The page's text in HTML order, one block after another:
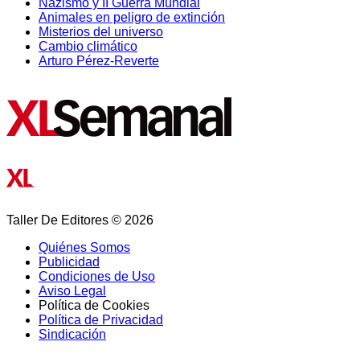
Nazismo y II Guerra Mundial
Animales en peligro de extinción
Misterios del universo
Cambio climático
Arturo Pérez-Reverte
Taller De Editores © 2026
Quiénes Somos
Publicidad
Condiciones de Uso
Aviso Legal
Política de Cookies
Política de Privacidad
Sindicación